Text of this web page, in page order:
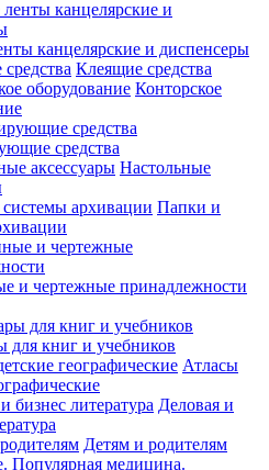
канцелярские и диспенсеры
Клеящие средства
Конторское
средства
Настольные
Папки и
и чертежные принадлежности
для книг и учебников
Атласы
Деловая и
Детям и родителям